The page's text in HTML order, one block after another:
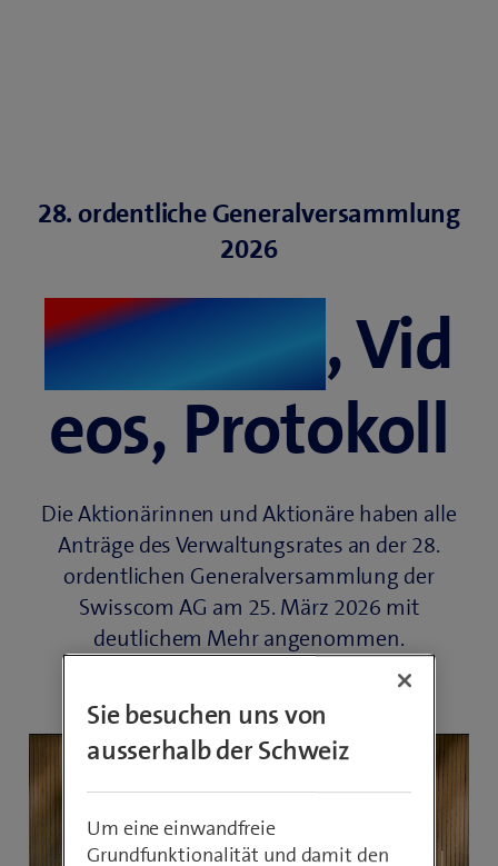
28. ordentliche Generalversammlung
2026
Resultate, Vid
eos, Protokoll
Die Aktionärinnen und Aktionäre haben alle
Anträge des Verwaltungsrates an der 28.
ordentlichen Generalversammlung der
Swisscom AG am 25. März 2026 mit
deutlichem Mehr angenommen.
Sie besuchen uns von
ausserhalb der Schweiz
Um eine einwandfreie
Grundfunktionalität und damit den